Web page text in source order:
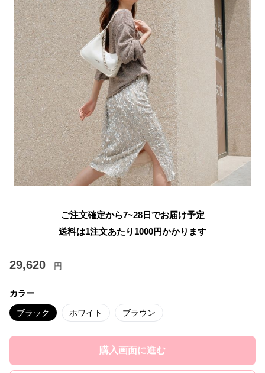
ご注文確定から7~28日でお届け予定
送料は1注文あたり 1000円かかります
29,620 円
カラー
ブラック ホワイト ブラウン
購入画面に進む